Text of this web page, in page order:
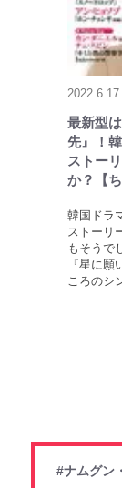
2022.6.17
最新型
先』！
ストー
か？【
韓国ドラ
ストーリ
もそうで
『星に
ころのシ
#ナムグン